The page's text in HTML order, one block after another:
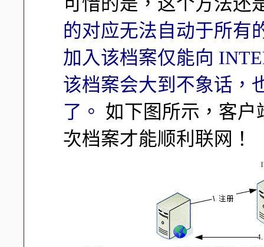
的对应无法自动于所有
加入该档案仅能向
该档案会大到不象话，
了。 如下图所示，客
次档案才能顺利联网！